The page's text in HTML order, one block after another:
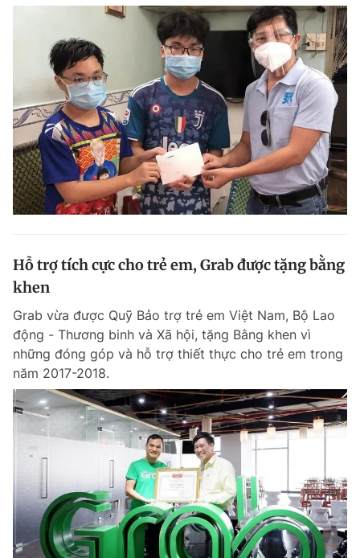
Hỗ trợ tích cực cho trẻ em, Grab được tặng bằng
khen
Grab vừa được Quỹ Bảo trợ trẻ em Việt Nam, Bộ Lao
động - Thương binh và Xã hội, tặng Bằng khen vì
những đóng góp và hỗ trợ thiết thực cho trẻ em trong
năm 2017-2018.